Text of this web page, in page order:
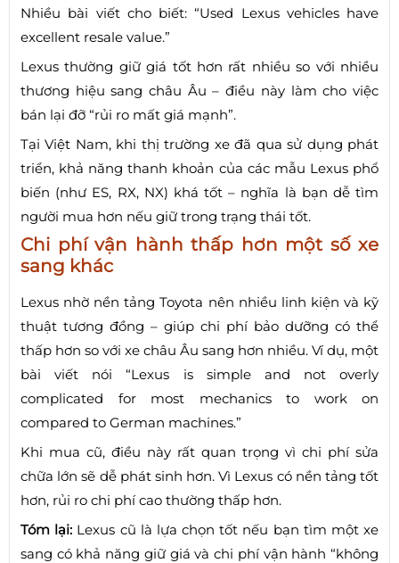
Nhiều bài viết cho biết: “Used Lexus vehicles have
excellent resale value.”
Lexus thường giữ giá tốt hơn rất nhiều so với nhiều
thương hiệu sang châu Âu – điều này làm cho việc
bán lại đỡ “rủi ro mất giá mạnh”.
Tại Việt Nam, khi thị trường xe đã qua sử dụng phát
triển, khả năng thanh khoản của các mẫu Lexus phổ
biến (như ES, RX, NX) khá tốt – nghĩa là bạn dễ tìm
người mua hơn nếu giữ trong trạng thái tốt.
Chi phí vận hành thấp hơn một số xe
sang khác
Lexus nhờ nền tảng Toyota nên nhiều linh kiện và kỹ
thuật tương đồng – giúp chi phí bảo dưỡng có thể
thấp hơn so với xe châu Âu sang hơn nhiều. Ví dụ, một
bài viết nói “Lexus is simple and not overly
complicated for most mechanics to work on
compared to German machines.”
Khi mua cũ, điều này rất quan trọng vì chi phí sửa
chữa lớn sẽ dễ phát sinh hơn. Vì Lexus có nền tảng tốt
hơn, rủi ro chi phí cao thường thấp hơn.
Tóm lại: Lexus cũ là lựa chọn tốt nếu bạn tìm một xe
sang có khả năng giữ giá và chi phí vận hành “không